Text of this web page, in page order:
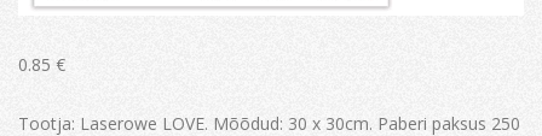
0.85 €
Tootja: Laserowe LOVE. Mõõdud: 30 x 30cm. Paberi paksus 250